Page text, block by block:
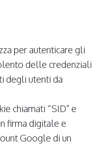
per autenticare gli
delle credenziali
degli utenti da
chiamati “SID” e
firma digitale e
Google di un